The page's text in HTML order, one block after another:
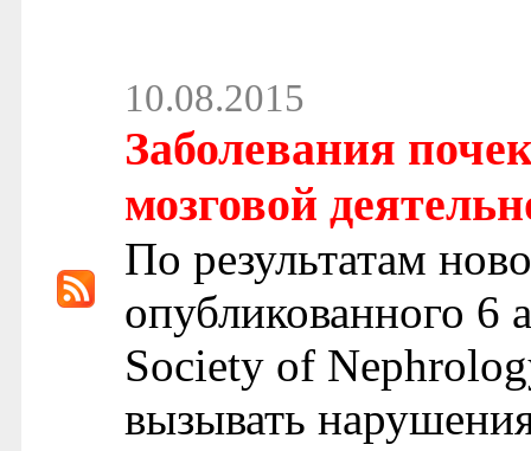
10.08.2015
Заболевания
мозговой
По результатам
опубликованного 6
Society of
вызывать